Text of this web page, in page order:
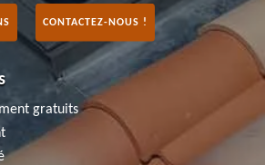
CONTACTEZ-NOUS !
gratuits